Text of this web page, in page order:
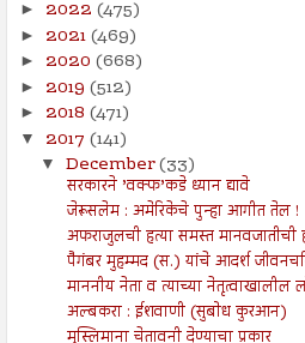
► 2022 (475)
► 2021(469)
► 2020 (668)
► 2019 (512)
► 2018 (471)
▼ 2017 (141)
▼ December(33)
सरकारने ’वक्फ’कडे ध्यान द्यावे
जेरूसलेम : अमेरिकेचे पुन्हा आगीत तेल !
अफराजुलची हत्या समस्त मानवजातीची
पैगंबर मुहम्मद (स.) यांचे आदर्श
माननीय नेता व त्याच्या नेतृत्वाखालील
अल्बकरा : ईशवाणी (सुबोध कुरआन)